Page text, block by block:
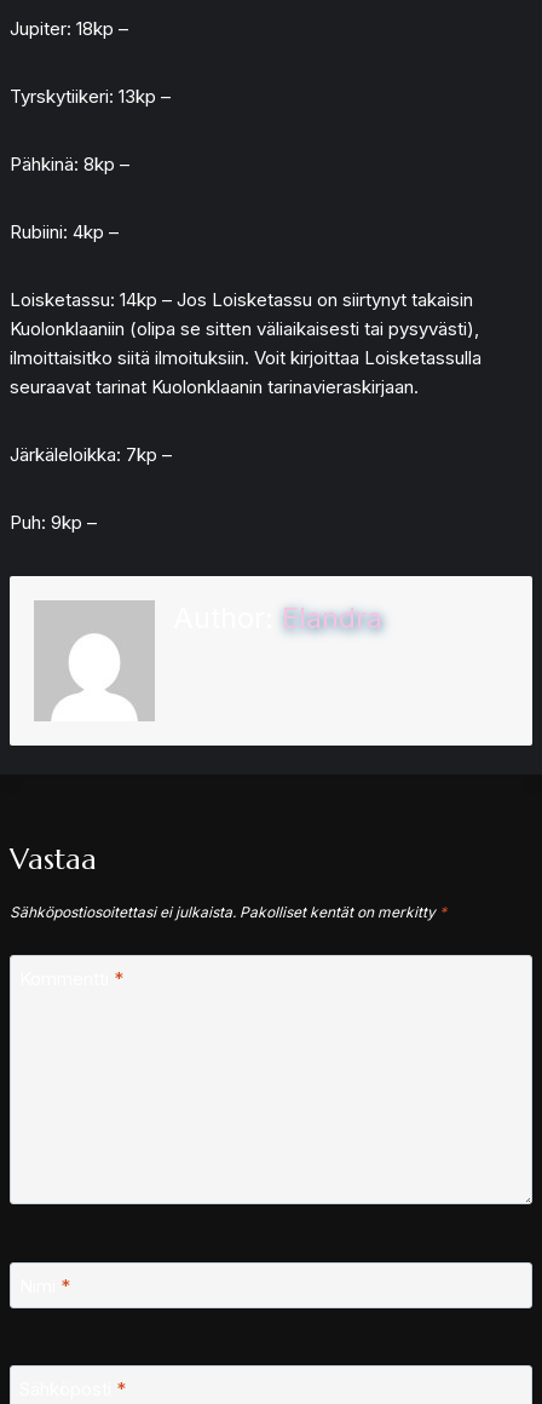
Jupiter: 18kp –
Tyrskytiikeri: 13kp –
Pähkinä: 8kp –
Rubiini: 4kp –
Loisketassu: 14kp – Jos Loisketassu on siirtynyt takaisin
Kuolonklaaniin (olipa se sitten väliaikaisesti tai pysyvästi),
ilmoittaisitko siitä ilmoituksiin. Voit kirjoittaa Loisketassulla
seuraavat tarinat Kuolonklaanin tarinavieraskirjaan.
Järkäleloikka: 7kp –
Puh: 9kp –
Elandra
Vastaa
Sähköpostiosoitettasi ei julkaista. Pakolliset kentät on merkitty *
*
*
*